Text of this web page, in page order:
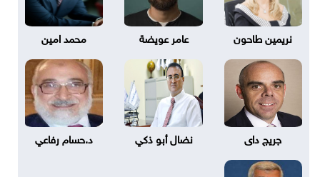
نريمين طاحون عامر عويضة محمد امين
جريج داى نضال أبو ذكي د.حسام رفاعي